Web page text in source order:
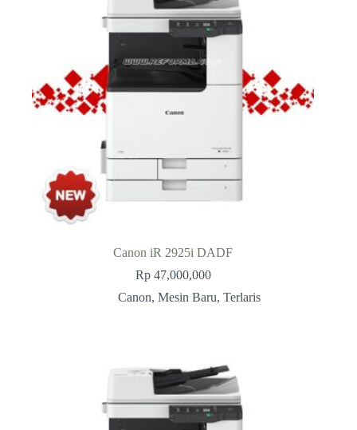
Canon iR 2925i DADF
Rp47,000,000
Canon, Mesin Baru, Terlaris